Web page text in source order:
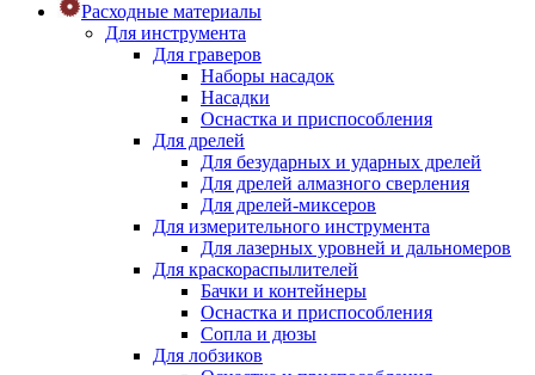
Расходные материалы
Для инструмента
Для граверов
Наборы насадок
Насадки
Оснастка и приспособления
Для дрелей
Для безударных и ударных дрелей
Для дрелей алмазного сверления
Для дрелей-миксеров
Для измерительного инструмента
Для лазерных уровней и дальномеров
Для краскораспылителей
Бачки и контейнеры
Оснастка и приспособления
Сопла и дюзы
Для лобзиков